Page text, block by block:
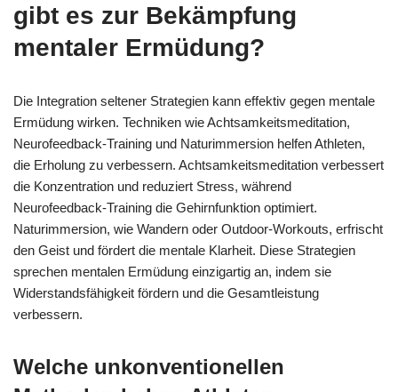
gibt es zur Bekämpfung
mentaler Ermüdung?
Die Integration seltener Strategien kann effektiv gegen mentale
Ermüdung wirken. Techniken wie Achtsamkeitsmeditation,
Neurofeedback-Training und Naturimmersion helfen Athleten,
die Erholung zu verbessern. Achtsamkeitsmeditation verbessert
die Konzentration und reduziert Stress, während
Neurofeedback-Training die Gehirnfunktion optimiert.
Naturimmersion, wie Wandern oder Outdoor-Workouts, erfrischt
den Geist und fördert die mentale Klarheit. Diese Strategien
sprechen mentalen Ermüdung einzigartig an, indem sie
Widerstandsfähigkeit fördern und die Gesamtleistung
verbessern.
Welche unkonventionellen